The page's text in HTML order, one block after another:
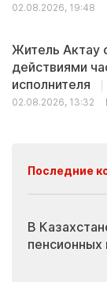
02.08.2026, 19:48
Житель Актау
действиями
исполнителя
02.08.2026, 13:32
Последние
В
пенсионных